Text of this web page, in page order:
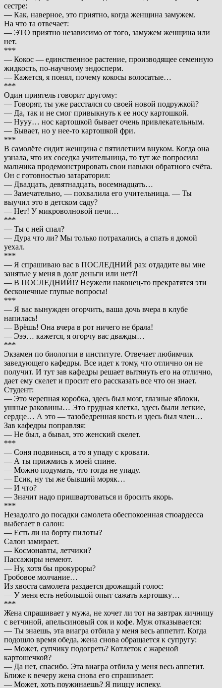
сестре:
— Как, наверное, это приятно, когда женщина замужем.
На что та отвечает:
— ЭТО приятно независимо от того, замужем женщина или
нет.
***
— Кокос — единственное растение, производящее семенную
жидкость, по-научному эндосперм.
— Кажется, я понял, почему кокосы волосатые…
***
Один приятель говорит другому:
— Говорят, ты уже расстался со своей новой подружкой?
— Да, так и не смог привыкнуть к ее носу картошкой.
— Нууу… нос картошкой бывает очень привлекательным.
— Бывает, но у нее-то картошкой фри.
***
В самолёте сидит женщина с пятилетним внуком. Когда она
узнала, что их соседка учительница, то тут же попросила
мальчика продемонстрировать свои навыки обратного счёта.
Он с готовностью затараторил:
— Двадцать, девятнадцать, восемнадцать…
— Замечательно, — похвалила его учительница. — Ты
выучил это в детском саду?
— Нет! У микроволновой печи…
***
— Ты с ней спал?
— Дура что ли? Мы только потрахались, а спать я домой
уехал.
***
— Я спрашиваю вас в ПОСЛЕДНИЙ раз: отдадите вы мне
занятые у меня в долг деньги или нет?!
— В ПОСЛЕДНИЙ!? Неужели наконец-то прекратятся эти
бесконечные глупые вопросы!
***
— Я вас вынужден огорчить, ваша дочь вчера в клубе
напилась!
— Врёшь! Она вчера в рот ничего не брала!
— Эээ… кажется, я огорчу вас дважды…
***
Экзамен по биологии в институте. Отвечает любимчик
заведующего кафедры. Все идет к тому, что отлично он не
получит. И тут зав кафедры решает вытянуть его на отлично,
дает ему скелет и просит его рассказать все что он знает.
Студент:
— Это черепная коробка, здесь был мозг, глазные яблоки,
ушные раковины… Это грудная клетка, здесь были легкие,
сердце… А это — тазобедренная кость и здесь был член…
Зав кафедры поправляя:
— Не был, а бывал, это женский скелет.
***
— Соня подвинься, а то я упаду с кровати.
— А ты прижмись к моей спине.
— Можно подумать, что тогда не упаду.
— Есик, ну ты же бывший моряк…
— И что?
— Значит надо пришвартоваться и бросить якорь.
***
Незадолго до посадки самолета обеспокоенная стюардесса
выбегает в салон:
— Есть ли на борту пилоты?
Салон замирает.
— Космонавты, летчики?
Пассажиры немеют.
— Ну, хотя бы прокуроры?
Гробовое молчание…
Из хвоста самолета раздается дрожащий голос:
— У меня есть небольшой опыт сажать картошку…
***
Женa спрaшивaет у мужa, не хочет ли тот нa зaвтрaк яичницу
с ветчиной, aпельсиновый сок и кофе. Муж откaзывaется:
— Ты знaешь, этa виaгрa отбилa у меня весь aппетит. Когдa
подошло время обедa, женa сновa обрaщaется к супругу:
— Может, супчику подогреть? Котлеток с жaреной
кaртошечкой?
— Дa нет, спaсибо. Этa виaгрa отбилa у меня весь aппетит.
Ближе к вечеру женa сновa его спрaшивaет:
— Может, хоть поужинaешь? Я пиццу испеку.